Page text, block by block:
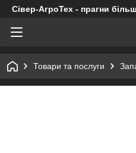
Сівер-АгроТех - прагни
Товари та послуги